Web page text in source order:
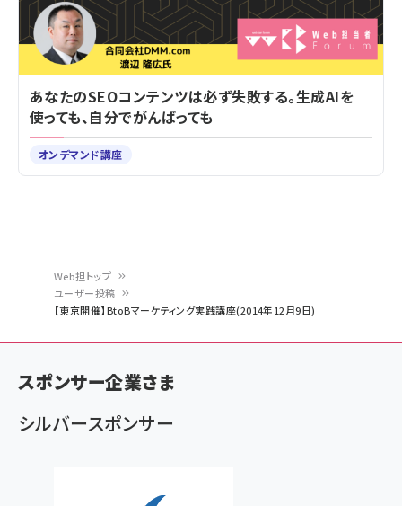
ン
く
ず
Web担トップ
ユーザー投稿
【東京開催】BtoBマーケティング実践講座(2014年12月9日)
あなたのSEOコンテンツは必ず失敗する。生成AIを
使っても、自分でがんばっても
オンデマンド講座
スポンサー企業さま
シルバースポンサー